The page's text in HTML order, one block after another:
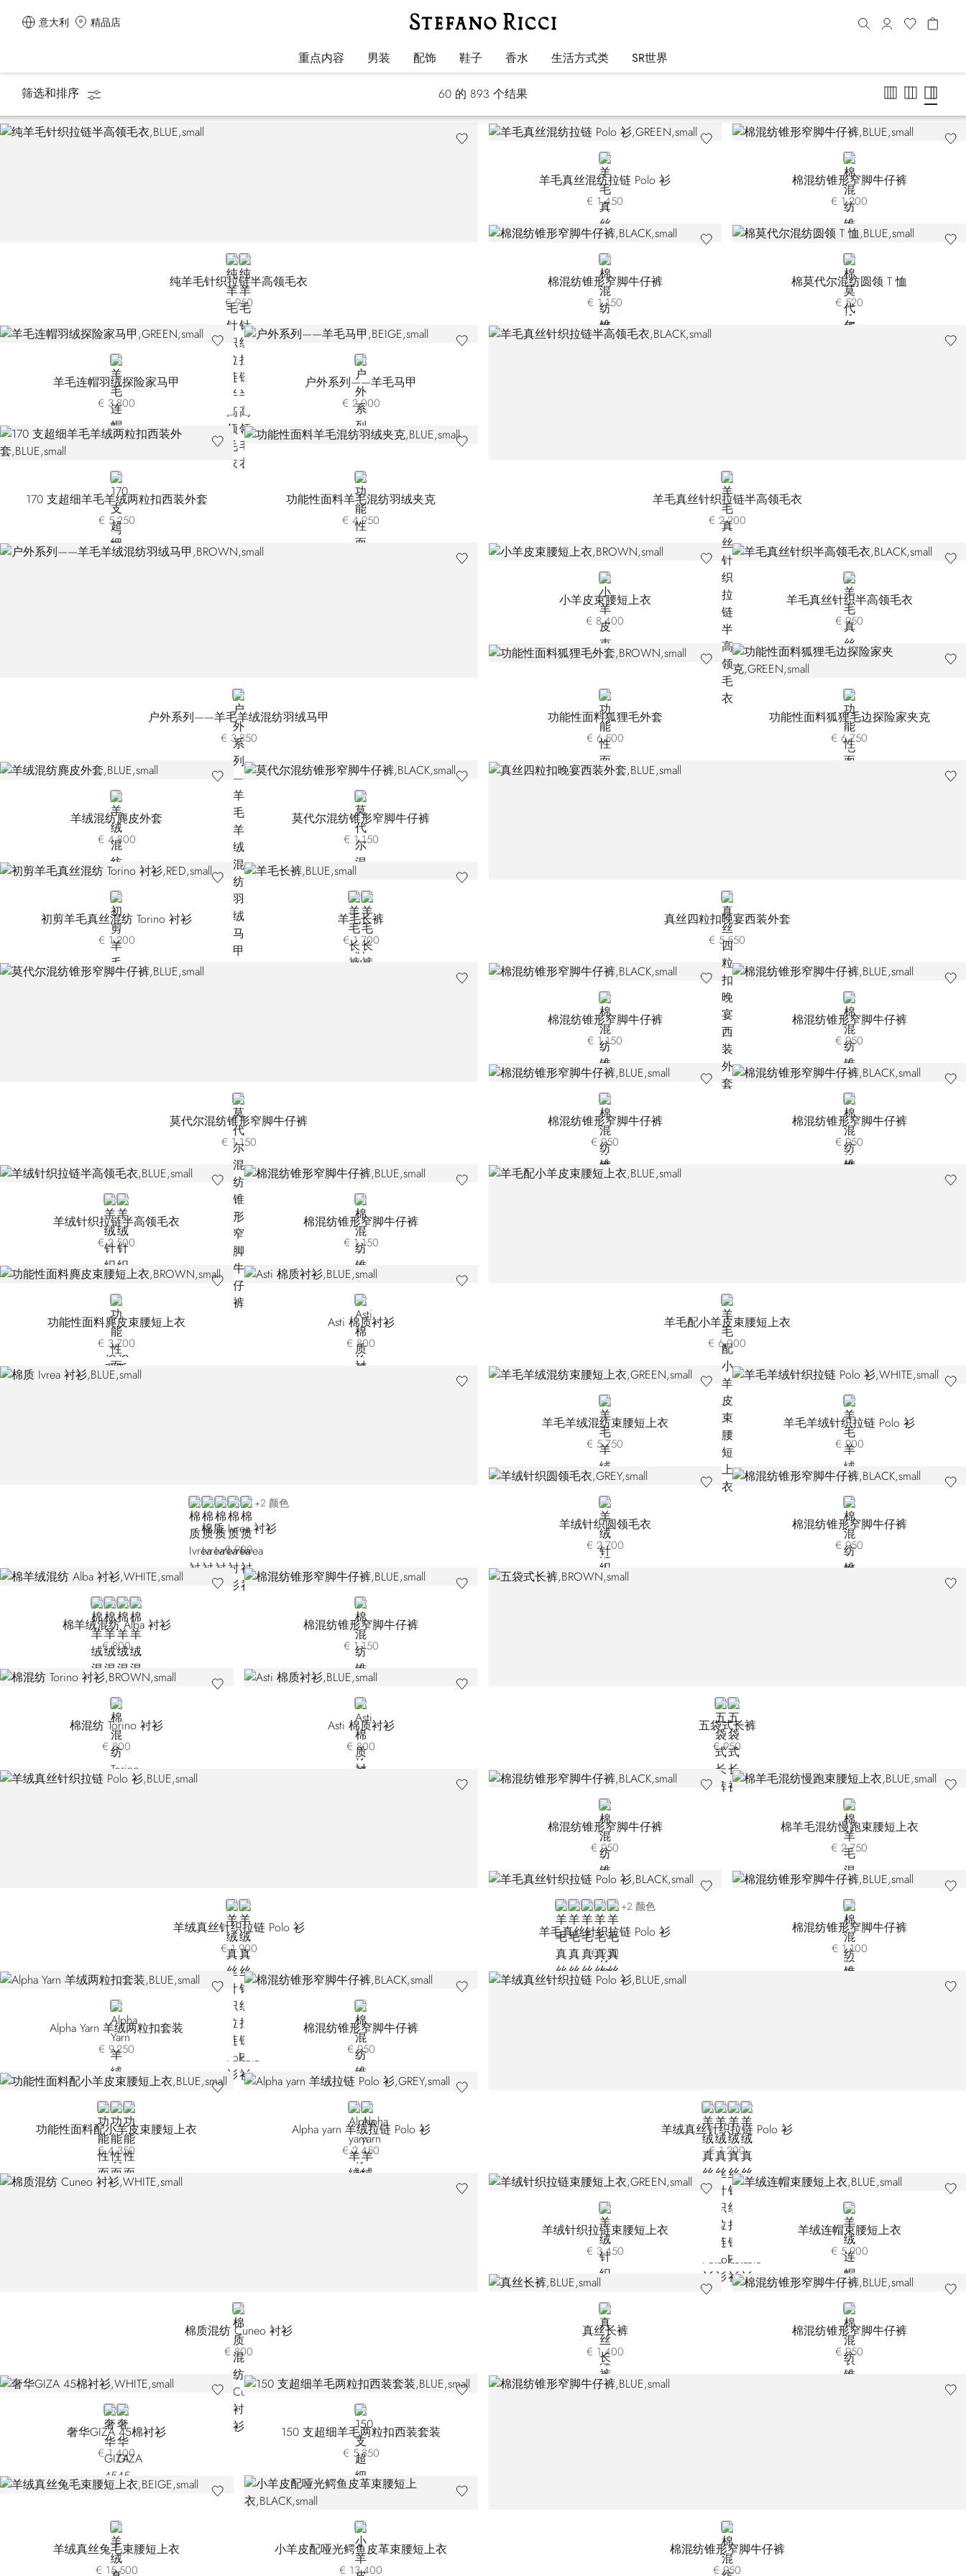
意大利 精品店
重点内容 男装 配饰 鞋子 香水 生活方式类 SR世界
主页 男装
男装
筛选和排序 60 的 893 个结果
BLUE E26301-180
BLUE E26301-198
纯羊毛针织拉链半高领毛衣
€ 950
GREEN
羊毛真丝混纺拉链 Polo 衫
€ 1.450
BLUE
棉混纺锥形窄脚牛仔裤
€ 1.200
BLACK
棉混纺锥形窄脚牛仔裤
€ 1.150
BLUE
棉莫代尔混纺圆领 T 恤
€ 520
GREEN
羊毛连帽羽绒探险家马甲
€ 3.800
BEIGE
户外系列——羊毛马甲
€ 2.000
BLACK
羊毛真丝针织拉链半高领毛衣
€ 2.200
BLUE
170 支超细羊毛羊绒两粒扣西装外套
€ 5.250
BLUE
功能性面料羊毛混纺羽绒夹克
€ 4.950
BROWN
户外系列——羊毛羊绒混纺羽绒马甲
€ 3.850
BROWN
小羊皮束腰短上衣
€ 8.400
BLACK
羊毛真丝针织半高领毛衣
€ 950
BROWN
功能性面料狐狸毛外套
€ 6.500
GREEN
功能性面料狐狸毛边探险家夹克
€ 6.750
BLUE
羊绒混纺麂皮外套
€ 4.800
BLACK
莫代尔混纺锥形窄脚牛仔裤
€ 1.150
BLUE
真丝四粒扣晚宴西装外套
€ 5.550
RED
初剪羊毛真丝混纺 Torino 衬衫
€ 1.200
BLUE
GREY
羊毛长裤
€ 1.700
BLUE
莫代尔混纺锥形窄脚牛仔裤
€ 1.150
BLACK
棉混纺锥形窄脚牛仔裤
€ 1.150
BLUE
棉混纺锥形窄脚牛仔裤
€ 950
BLUE
棉混纺锥形窄脚牛仔裤
€ 950
BLACK
棉混纺锥形窄脚牛仔裤
€ 950
BLUEWHITE
羊绒针织拉链半高领毛衣
€ 2.500
BLUE
棉混纺锥形窄脚牛仔裤
€ 1.150
BLUE
羊毛配小羊皮束腰短上衣
€ 6.000
BROWN
功能性面料麂皮束腰短上衣
€ 3.700
BLUE
Asti 棉质衬衫
€ 800
BLUE BN3028-004
BLUE BN3028-006
WHITE
BLACK
BEIGE+2 颜色
棉质 Ivrea 衬衫
€ 900
GREEN
羊毛羊绒混纺束腰短上衣
€ 5.750
WHITE
羊毛羊绒针织拉链 Polo 衫
€ 900
GREY
羊绒针织圆领毛衣
€ 2.700
BLACK
棉混纺锥形窄脚牛仔裤
€ 950
WHITE
BROWN BN3030-007
BROWN BN3030-008
BLACK
棉羊绒混纺 Alba 衬衫
€ 800
BLUE
棉混纺锥形窄脚牛仔裤
€ 1.150
BROWN
BLACK
五袋式长裤
€ 950
BROWN
棉混纺 Torino 衬衫
€ 800
BLUE
Asti 棉质衬衫
€ 800
BLUEBROWN
羊绒真丝针织拉链 Polo 衫
€ 1.900
BLACK
棉混纺锥形窄脚牛仔裤
€ 950
BLUE
棉羊毛混纺慢跑束腰短上衣
€ 2.750
BLACK E26304-3131
BLUE E26304-3180
GREEN
PINKBEIGE+2 颜色
羊毛真丝针织拉链 Polo 衫
€ 950
BLUE
棉混纺锥形窄脚牛仔裤
€ 1.100
BLUE
Alpha Yarn 羊绒两粒扣套装
€ 9.250
BLACK
棉混纺锥形窄脚牛仔裤
€ 950
BLUE F26375-2198
BLUE F26375-2901
BLACK
PINK
羊绒真丝针织拉链 Polo 衫
€ 1.200
BLUEBROWN
BLACK
功能性面料配小羊皮束腰短上衣
€ 4.350
GREY
BLUE
Alpha yarn 羊绒拉链 Polo 衫
€ 2.450
WHITE
棉质混纺 Cuneo 衬衫
€ 800
GREEN
羊绒针织拉链束腰短上衣
€ 3.450
BLUE
羊绒连帽束腰短上衣
€ 5.900
BLUE
真丝长裤
€ 1.400
BLUE
棉混纺锥形窄脚牛仔裤
€ 950
WHITE
BLUE
奢华GIZA 45棉衬衫
€ 1.400
BLUE
150 支超细羊毛两粒扣西装套装
€ 5.850
BLUE
棉混纺锥形窄脚牛仔裤
€ 950
BEIGE
羊绒真丝兔毛束腰短上衣
€ 15.500
BLACK
小羊皮配哑光鳄鱼皮革束腰短上衣
€ 13.400